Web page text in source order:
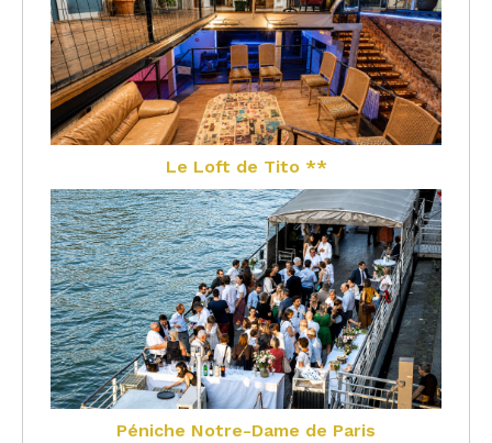
Le Loft de Tito **
Péniche Notre-Dame de Paris